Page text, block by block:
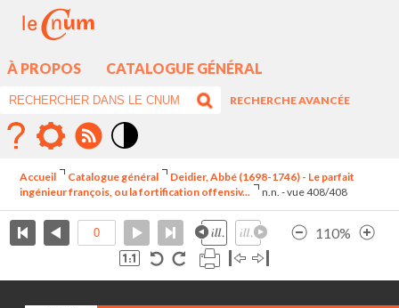
À PROPOS CATALOGUE GÉNÉRAL
RECHERCHE AVANCÉE
élévé
Accueil Catalogue général
Deidier, Abbé (1698-1746) - Le parfait
ingénieur françois, ou la fortification offensiv...
n.n. - vue 408/408
110%